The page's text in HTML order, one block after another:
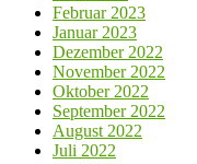
Februar 2023
Januar 2023
Dezember 2022
November 2022
Oktober 2022
September 2022
August 2022
Juli 2022